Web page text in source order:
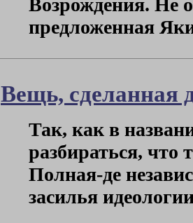
Возрождения. Не
предложенная
Вещь, сделанная
Так, как в
разбираться, что
Полная-де
засилья